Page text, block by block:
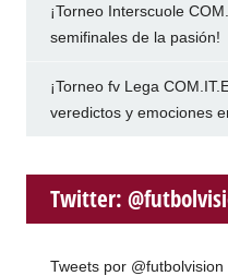
¡Torneo Interscuole
semifinales de la pasión!
¡Torneo fv Lega
veredictos y emociones
Twitter:
Tweets por @futbolvision